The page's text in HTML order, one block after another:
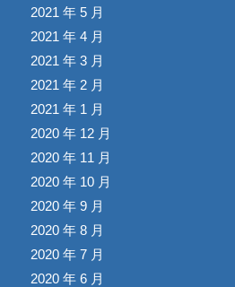
2021 年 5 月
2021 年 4 月
2021 年 3 月
2021 年 2 月
2021 年 1 月
2020 年 12 月
2020 年 11 月
2020 年 10 月
2020 年 9 月
2020 年 8 月
2020 年 7 月
2020 年 6 月